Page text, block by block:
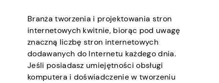
Branża tworzenia i projektowania stron
internetowych kwitnie, biorąc pod uwagę
znaczną liczbę stron internetowych
dodawanych do Internetu każdego dnia.
Jeśli posiadasz umiejętności obsługi
komputera i doświadczenie w tworzeniu